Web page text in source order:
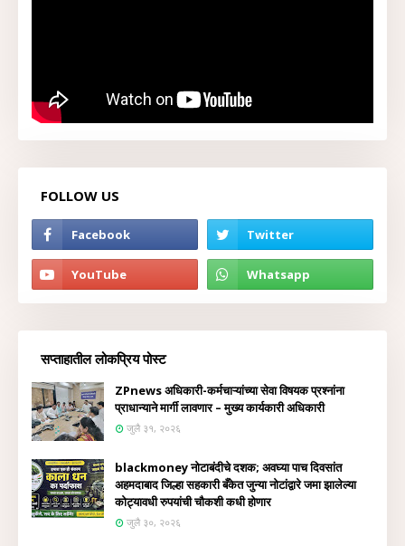
FOLLOW US
सप्ताहातील लोकप्रिय पोस्ट
ZPnews अधिकारी-कर्मचाऱ्यांच्या सेवा विषयक प्रश्नांना
प्राधान्याने मार्गी लावणार – मुख्य कार्यकारी अधिकारी
जुलै ३१, २०२६
blackmoney नोटाबंदीचे दशक; अवघ्या पाच दिवसांत
अहमदाबाद जिल्हा सहकारी बँकेत जुन्या नोटांद्वारे जमा झालेल्या
कोट्यावधी रुपयांची चौकशी कधी होणार
जुलै ३०, २०२६